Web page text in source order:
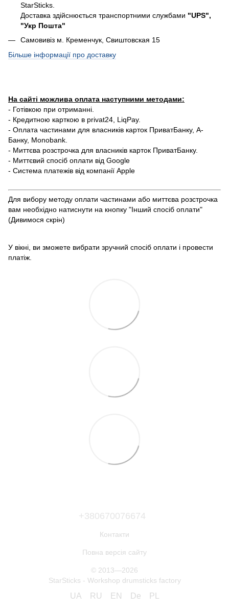
StarSticks.
Доставка здійснюється транспортними службами "UPS",
"Укр Пошта"
Самовивіз м. Кременчук, Свиштовская 15
Більше інформації про доставку
На сайті можлива оплата наступними методами:
- Готівкою при отриманні.
- Кредитною карткою в privat24, LiqPay.
- Оплата частинами для власників карток ПриватБанку, А-
Банку, Monobank.
- Миттєва розстрочка для власників карток ПриватБанку.
- Миттєвий спосіб оплати від Google
- Система платежів від компанії Apple
Для вибору методу оплати частинами або миттєва розстрочка
вам необхідно натиснути на кнопку "Інший спосіб оплати"
(Дивимося скрін)
У вікні, ви зможете вибрати зручний спосіб оплати і провести
платіж.
+380670076674
Контакти
Повна версія сайту
© 2013—2026
StarSticks - Workshop drumsticks factory
UA RU EN De PL